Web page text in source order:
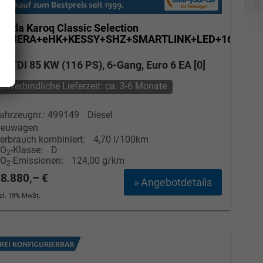
Skoda Karoq Classic Selection
KAMERA+eHK+KESSY+SHZ+SMARTLINK+LED+16"
2.0 TDI 85 KW (116 PS), 6-Gang, Euro 6 EA [0]
unverbindliche Lieferzeit: ca. 3-6 Monate
499149
Diesel
kombiniert:
4,70 l/100km
2-Klasse:
D
2-Emissionen: 124,00 g/km
» Angebotdetails
€
19% MwSt.
Elvedin Calakovic